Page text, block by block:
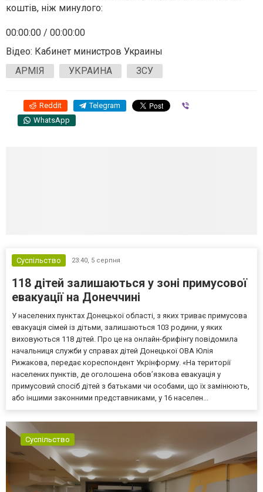
коштів, ніж минулого:
00:00:00 / 00:00:00
Відео: Кабинет министров Украины
АРМІЯ
УКРАИНА ЗСУ
Reddit Telegram
WhatsApp
Суспільство 23:40, 5 серпня
118 дітей залишаються у зоні примусової
евакуації на Донеччині
У населених пунктах Донецької області, з яких триває примусова
евакуація сімей із дітьми, залишаються 103 родини, у яких
виховуються 118 дітей. Про це на онлайн-брифінгу повідомила
начальниця служби у справах дітей Донецької ОВА Юлія
Рижакова, передає кореспондент Укрінформу. «На території
населених пунктів, де оголошена обов’язкова евакуація у
примусовий спосіб дітей з батьками чи особами, що їх замінюють,
або іншими законними представниками, у 16 населен...
Суспільство